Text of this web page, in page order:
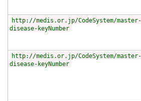
http://medis.or.jp/CodeSystem/master-
disease-keyNumber
http://medis.or.jp/CodeSystem/master-
disease-keyNumber